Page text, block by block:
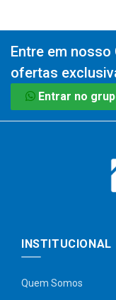
Entre em nosso
ofertas
Entrar no
INSTITUCIONAL
Quem Somos